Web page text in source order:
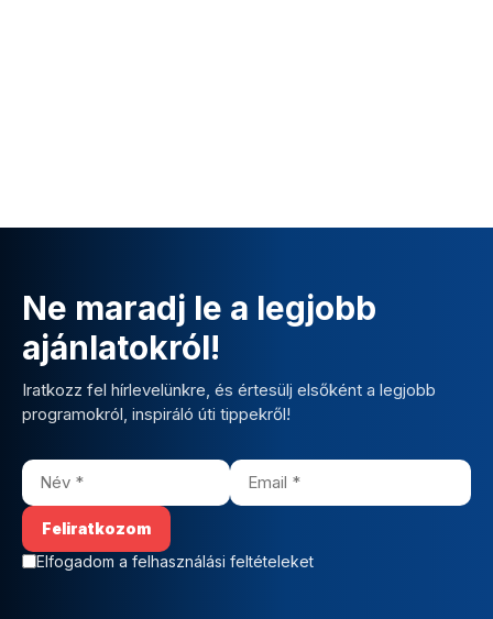
Ne maradj le a legjobb
ajánlatokról!
Iratkozz fel hírlevelünkre, és értesülj elsőként a legjobb
programokról, inspiráló úti tippekről!
Elfogadom a felhasználási feltételeket